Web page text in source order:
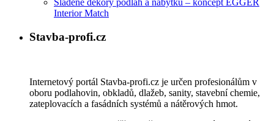
Interior Match
Stavba-profi.cz
Internetový portál Stavba-profi.cz je určen profesionálům v
oboru podlahovin, obkladů, dlažeb, sanity, stavební chemie,
zateplovacích a fasádních systémů a nátěrových hmot.